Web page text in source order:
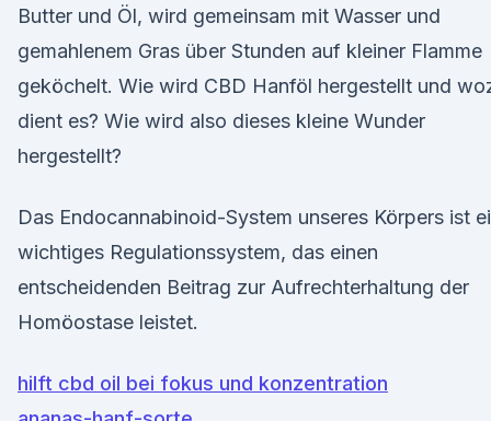
Butter und Öl, wird gemeinsam mit Wasser und
gemahlenem Gras über Stunden auf kleiner Flamme
geköchelt. Wie wird CBD Hanföl hergestellt und
dient es? Wie wird also dieses kleine Wunder
hergestellt?
Das Endocannabinoid-System unseres Körpers ist
wichtiges Regulationssystem, das einen
entscheidenden Beitrag zur Aufrechterhaltung der
Homöostase leistet.
hilft cbd oil bei fokus und konzentration